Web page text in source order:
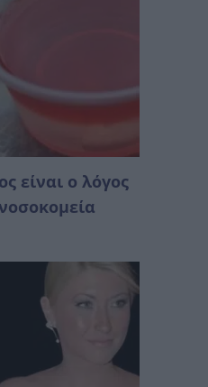
είναι ο λόγος